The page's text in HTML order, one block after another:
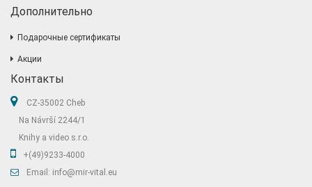
Дополнительно
Подарочные сертификаты
Акции
Контакты
CZ-35002 Cheb
Na Návrší 2244/1
Knihy a video s.r.o.
+(49)9233-4000
Email: info@mir-vital.eu